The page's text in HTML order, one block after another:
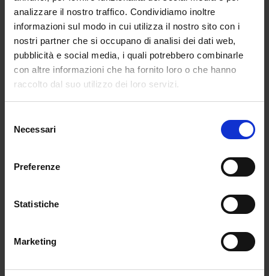
analizzare il nostro traffico. Condividiamo inoltre
informazioni sul modo in cui utilizza il nostro sito con i
nostri partner che si occupano di analisi dei dati web,
pubblicità e social media, i quali potrebbero combinarle
con altre informazioni che ha fornito loro o che hanno
raccolto dal suo utilizzo dei loro servizi.
delNecessari
Preferenze
Statistiche
Marketing
Il cormorano nero
In una piovosa notte d’inverno, un agghiacciante
doppio omicidio sconvolge la quiete delle colline
trevigiane. […]
Precedente »
21 Ott 2021
23 SET – Rosanna Potente presenta il suo